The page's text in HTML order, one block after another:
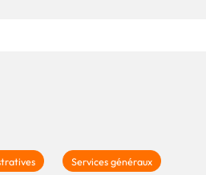
Services généraux